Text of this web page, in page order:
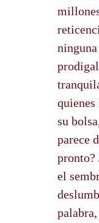
quienes
su
parece
pronto?
el